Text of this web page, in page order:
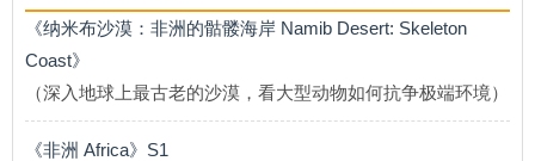
《纳米布沙漠：非洲的骷髅海岸 Namib Desert: Skeleton
Coast》
（深入地球上最古老的沙漠，看大型动物如何抗争极端环境）
《非洲 Africa》S1